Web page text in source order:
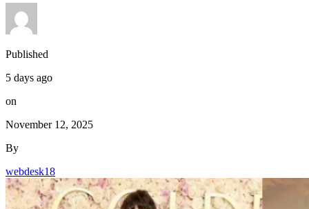
Published
5 days ago
on
November 12, 2025
By
webdesk18